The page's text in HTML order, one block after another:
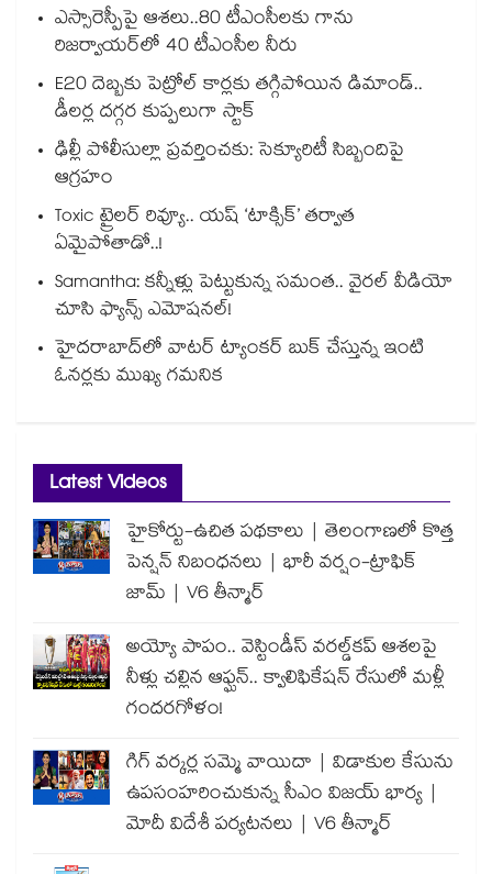
ఎస్సారెస్పీపై ఆశలు..80 టీఎంసీలకు గాను
రిజర్వాయర్‌‌‌‌‌‌‌‌‌‌‌‌‌‌‌‌లో 40 టీఎంసీల నీరు
E20 దెబ్బకు పెట్రోల్ కార్లకు తగ్గిపోయిన డిమాండ్..
డీలర్ల దగ్గర కుప్పలుగా స్టాక్
ఢిల్లీ పోలీసుల్లా ప్రవర్తించకు: సెక్యూరిటీ సిబ్బందిపై
ఆగ్రహం
Toxic ట్రైలర్ రివ్యూ.. యష్ ‘టాక్సిక్’ తర్వాత
ఏమైపోతాడో..!
Samantha: కన్నీళ్లు పెట్టుకున్న సమంత.. వైరల్ వీడియో
చూసి ఫ్యాన్స్ ఎమోషనల్!
హైదరాబాద్⁪లో వాటర్ ట్యాంకర్ బుక్ చేస్తున్న ఇంటి
ఓనర్లకు ముఖ్య గమనిక
Latest Videos
హైకోర్టు-ఉచిత పథకాలు | తెలంగాణలో కొత్త
పెన్షన్ నిబంధనలు | భారీ వర్షం-ట్రాఫిక్
జామ్ | V6 తీన్మార్
అయ్యో పాపం.. వెస్టిండీస్ వరల్డ్‌కప్ ఆశలపై
నీళ్లు చల్లిన ఆఫ్ఘన్.. క్వాలిఫికేషన్ రేసులో మళ్లీ
గందరగోళం!
గిగ్ వర్కర్ల సమ్మె వాయిదా | విడాకుల కేసును
ఉపసంహరించుకున్న సీఎం విజయ్ భార్య |
మోదీ విదేశీ పర్యటనలు | V6 తీన్మార్